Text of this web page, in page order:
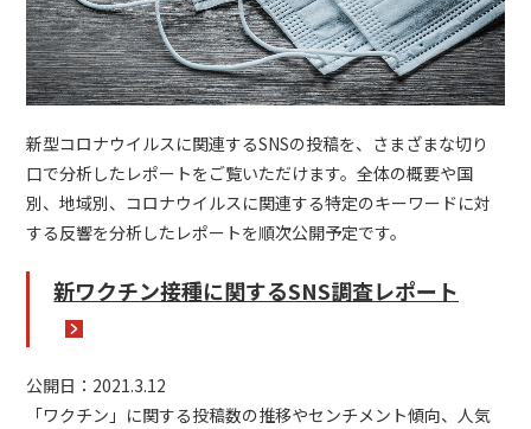
新型コロナウイルスに関連するSNSの投稿を、さまざまな切り
口で分析したレポートをご覧いただけます。全体の概要や国
別、地域別、コロナウイルスに関連する特定のキーワードに対
する反響を分析したレポートを順次公開予定です。
新ワクチン接種に関するSNS調査レポート
公開日：2021.3.12
「ワクチン」に関する投稿数の推移やセンチメント傾向、人気